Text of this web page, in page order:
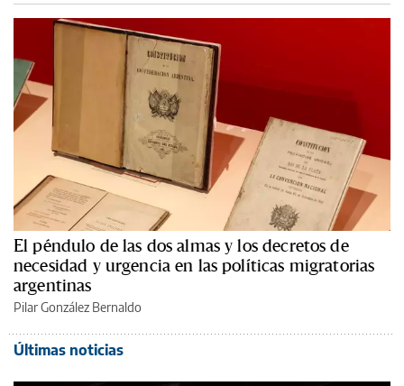
El péndulo de las dos almas y los decretos de
necesidad y urgencia en las políticas migratorias
argentinas
Pilar González Bernaldo
Últimas noticias